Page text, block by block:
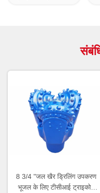
8 3/4 "जल खैर ड्रिलिंग उपकरण
भूजल के लिए टीसीआई ट्राइकोन